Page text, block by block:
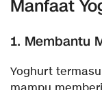
Manfaat
1. Membantu
Yoghurt